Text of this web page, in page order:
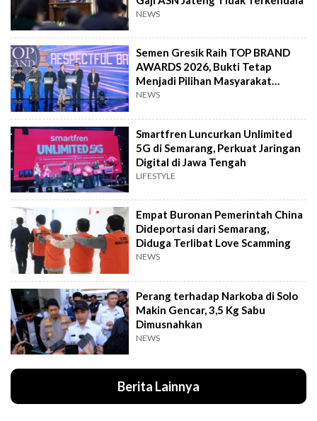
NEWS
Semen Gresik Raih TOP BRAND
AWARDS 2026, Bukti Tetap
Menjadi Pilihan Masyarakat
Indonesia
NEWS
Smartfren Luncurkan Unlimited
5G di Semarang, Perkuat Jaringan
Digital di Jawa Tengah
LIFESTYLE
Empat Buronan Pemerintah China
Dideportasi dari Semarang,
Diduga Terlibat Love Scamming
NEWS
Perang terhadap Narkoba di Solo
Makin Gencar, 3,5 Kg Sabu
Dimusnahkan
NEWS
Berita Lainnya